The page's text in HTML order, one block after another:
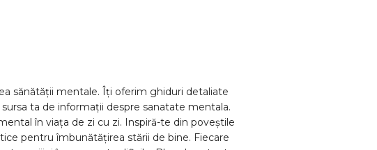
sănătății mentale. Îți oferim ghiduri detaliate
ta de informații despre sanatate mentala.
în viața de zi cu zi. Inspiră-te din poveștile
pentru îmbunătățirea stării de bine. Fiecare